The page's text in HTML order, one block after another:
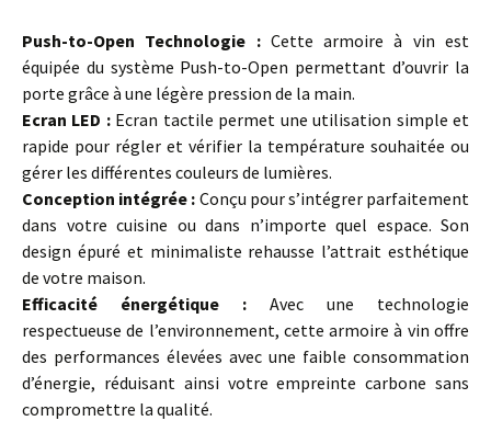
Push-to-Open Technologie : Cette armoire à vin est
équipée du système Push-to-Open permettant d’ouvrir la
porte grâce à une légère pression de la main.
Ecran LED : Ecran tactile permet une utilisation simple et
rapide pour régler et vérifier la température souhaitée ou
gérer les différentes couleurs de lumières.
Conception intégrée : Conçu pour s’intégrer parfaitement
dans votre cuisine ou dans n’importe quel espace. Son
design épuré et minimaliste rehausse l’attrait esthétique
de votre maison.
Efficacité énergétique : Avec une technologie
respectueuse de l’environnement, cette armoire à vin offre
des performances élevées avec une faible consommation
d’énergie, réduisant ainsi votre empreinte carbone sans
compromettre la qualité.